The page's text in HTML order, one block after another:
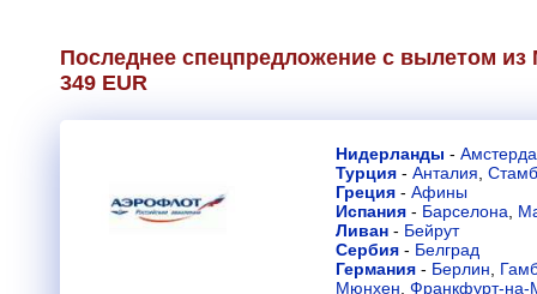
Последнее спецпредложение с вылетом
349 EUR
Нидерланды -
Турция - Анталия
Греция - Афины
Испания - Барселона
Ливан - Бейрут
Сербия - Белград
Германия - Берлин
Мюнхен Франкфурт-на-